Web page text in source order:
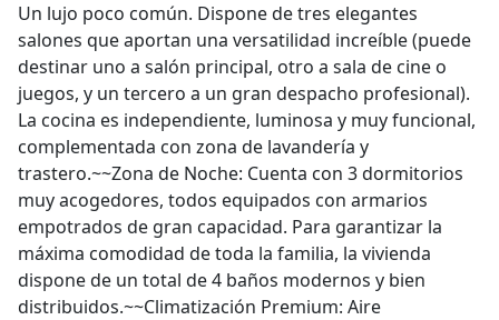
Un lujo poco común. Dispone de tres elegantes
salones que aportan una versatilidad increíble (puede
destinar uno a salón principal, otro a sala de cine o
juegos, y un tercero a un gran despacho profesional).
La cocina es independiente, luminosa y muy funcional,
complementada con zona de lavandería y
trastero.~~Zona de Noche: Cuenta con 3 dormitorios
muy acogedores, todos equipados con armarios
empotrados de gran capacidad. Para garantizar la
máxima comodidad de toda la familia, la vivienda
dispone de un total de 4 baños modernos y bien
distribuidos.~~Climatización Premium: Aire